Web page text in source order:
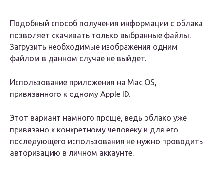
Подобный способ получения информации с облака
позволяет скачивать только выбранные файлы.
Загрузить необходимые изображения одним
файлом в данном случае не выйдет.
Использование приложения на Mac OS,
привязанного к одному Apple ID.
Этот вариант намного проще, ведь облако уже
привязано к конкретному человеку и для его
последующего использования не нужно проводить
авторизацию в личном аккаунте.